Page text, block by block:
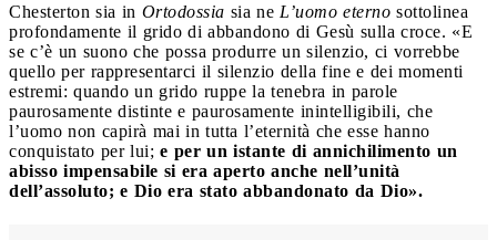
Chesterton sia in Ortodossia sia ne L’uomo eterno sottolinea
profondamente il grido di abbandono di Gesù sulla croce. «E
se c’è un suono che possa produrre un silenzio, ci vorrebbe
quello per rappresentarci il silenzio della fine e dei momenti
estremi: quando un grido ruppe la tenebra in parole
paurosamente distinte e paurosamente inintelligibili, che
l’uomo non capirà mai in tutta l’eternità che esse hanno
conquistato per lui; e per un istante di annichilimento un
abisso impensabile si era aperto anche nell’unità
dell’assoluto; e Dio era stato abbandonato da Dio».